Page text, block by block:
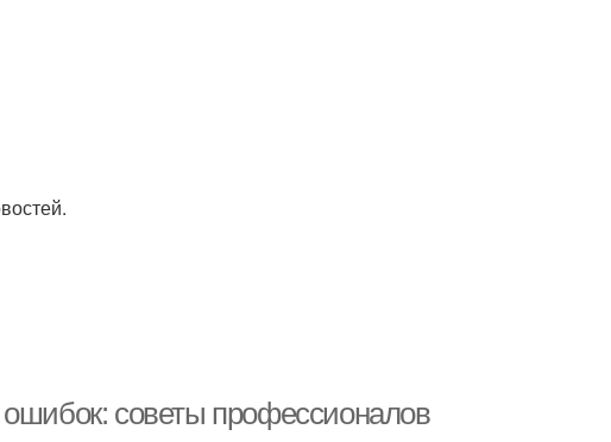
советы профессионалов